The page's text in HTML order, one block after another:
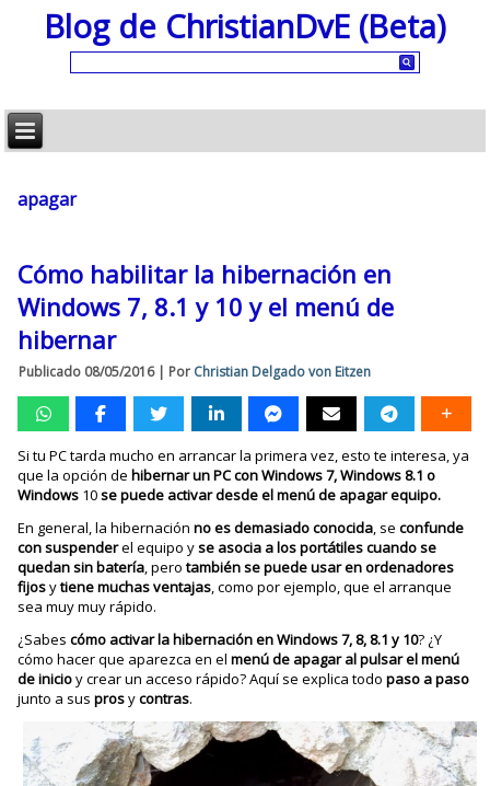
Blog de ChristianDvE (Beta)
apagar
Cómo habilitar la hibernación en
Windows 7, 8.1 y 10 y el menú de
hibernar
Publicado 08/05/2016| Por Christian Delgado von Eitzen
Si tu PC tarda mucho en arrancar la primera vez, esto te interesa, ya
que la opción dehibernar un PC con Windows 7, Windows 8.1 o
Windows 10se puede activar desde el menú de apagar equipo.
En general, la hibernaciónno es demasiado conocida, seconfunde
con suspenderel equipo yse asocia a los portátiles cuando se
quedan sin batería, perotambién se puede usar en ordenadores
fijosytiene muchas ventajas, como por ejemplo, que el arranque
sea muy muy rápido.
¿Sabescómo activar la hibernación en Windows 7, 8, 8.1 y 10? ¿Y
cómo hacer que aparezca en elmenú de apagar al pulsar el menú
de inicioy crear un acceso rápido? Aquí se explica todopaso a paso
junto a susprosycontras.